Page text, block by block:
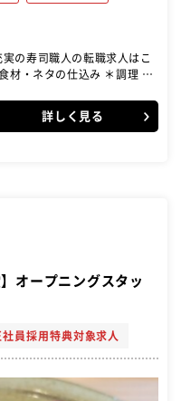
の寿司職人の転職求人はこ
業務があります。
詳しく見る
オープニングスタッ
社員採用特典対象求人